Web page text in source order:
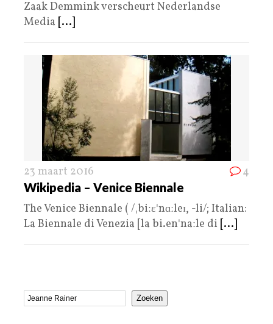
Zaak Demmink verscheurt Nederlandse
Media [...]
23 maart 2016 4
Wikipedia – Venice Biennale
The Venice Biennale ( /ˌbiːɛˈnɑːleɪ, -li/; Italian:
La Biennale di Venezia [la bi.enˈnaːle di [...]
Zoeken